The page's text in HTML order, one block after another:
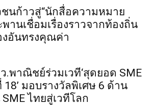
นก้าวสู่“นักสื่อความหมาย
านเชื่อมเรื่องราวจากท้องถิ่น
อันทรงคุณค่า
.พาณิชย์ร่วมเวที‘สุดยอด SME
มอบรางวัลพิเศษ 6 ด้าน
ไทยสู่เวทีโลก